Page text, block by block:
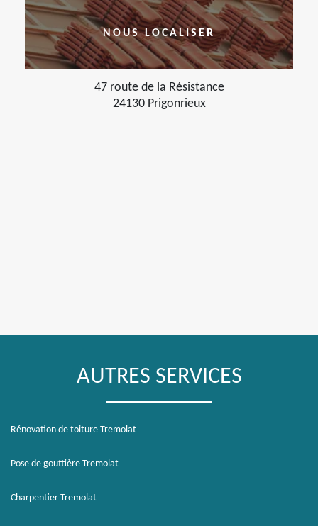
NOUS LOCALISER
47 route de la Résistance
24130 Prigonrieux
AUTRES SERVICES
Rénovation de toiture Tremolat
Pose de gouttière Tremolat
Charpentier Tremolat